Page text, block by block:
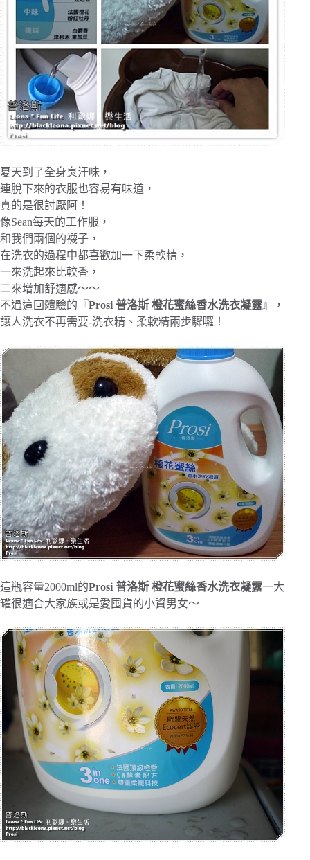
夏天到了全身臭汗味，
連脫下來的衣服也容易有味道，
真的是很討厭阿！
像Sean每天的工作服，
和我們兩個的襪子，
在洗衣的過程中都喜歡加一下柔軟精，
一來洗起來比較香，
二來增加舒適感～～
不過這回體驗的『Prosi 普洛斯 橙花蜜絲香水洗衣凝露』，
讓人洗衣不再需要-洗衣精、柔軟精兩步驟囉！
這瓶容量2000ml的Prosi 普洛斯 橙花蜜絲香水洗衣凝露一大
罐很適合大家族或是愛囤貨的小資男女～